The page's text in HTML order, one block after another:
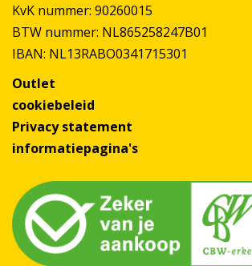
KvK nummer: 90260015
BTW nummer: NL865258247B01
IBAN: NL13RABO0341715301
Outlet
cookiebeleid
Privacy statement
informatiepagina's